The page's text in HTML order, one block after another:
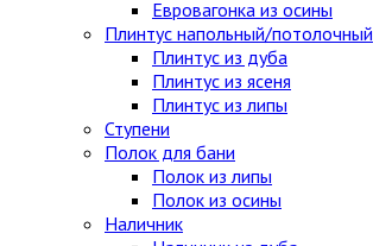
Евровагонка из осины
Плинтус напольный/потолочный
Плинтус из дуба
Плинтус из ясеня
Плинтус из липы
Ступени
Полок для бани
Полок из липы
Полок из осины
Наличник